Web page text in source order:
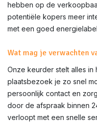
hebben op de
potentiële kopers meer
met een goed
Wat mag je verwachten
Onze keurder stelt alles in
plaatsbezoek je zo snel
persoonlijk contact en
door de afspraak binnen
verloopt met een snelle